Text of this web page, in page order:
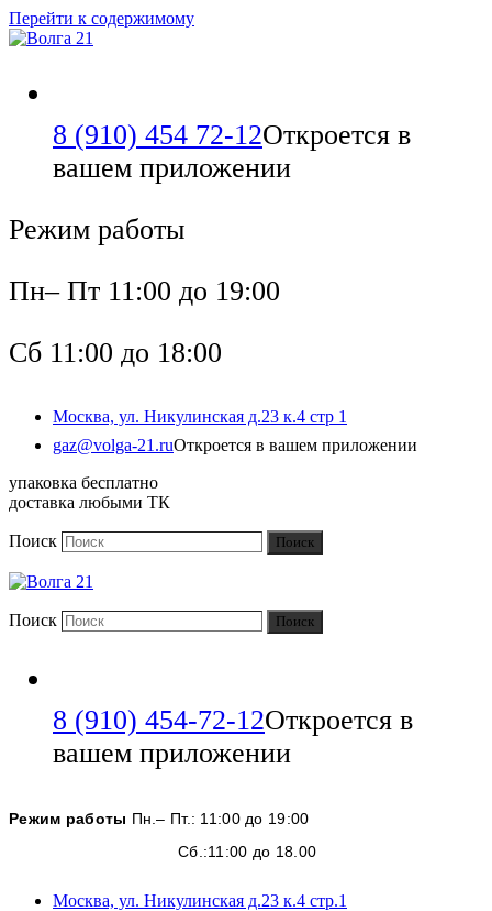
Перейти к содержимому
8 (910) 454 72-12Откроется в
вашем приложении
Режим работы
Пн– Пт 11:00 до 19:00
Сб 11:00 до 18:00
Москва, ул. Никулинская д.23 к.4 стр 1
gaz@volga-21.ruОткроется в вашем приложении
упаковка бесплатно
доставка любыми ТК
Поиск Поиск
Поиск Поиск
8 (910) 454-72-12Откроется в
вашем приложении
Режим работы Пн.– Пт.: 11:00 до 19:00
Сб.:11:00 до 18.00
Москва, ул. Никулинская д.23 к.4 стр.1